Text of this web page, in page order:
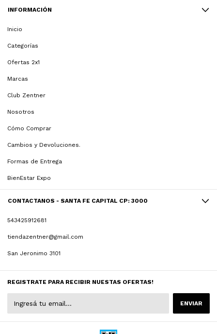
INFORMACIÓN
Inicio
Categorías
Ofertas 2x1
Marcas
Club Zentner
Nosotros
Cómo Comprar
Cambios y Devoluciones.
Formas de Entrega
BienEstar Expo
CONTACTANOS - SANTA FE CAPITAL CP: 3000
543425912681
tiendazentner@gmail.com
San Jeronimo 3101
REGISTRATE PARA RECIBIR NUESTAS OFERTAS!